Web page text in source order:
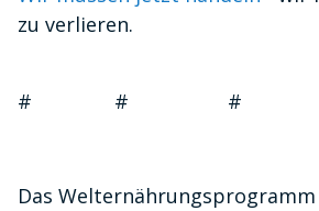
zu verlieren.
# # #
Das